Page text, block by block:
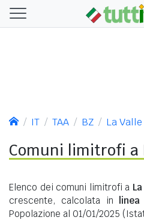
IT TAA BZ La Valle
Comuni limitrofi a
Elenco dei comuni limitrofi a
crescente, calcolata in
Popolazione al 01/01/2025